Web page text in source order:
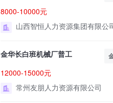
8000-10000元
山西智恒人力资源集团有限公
金华长白班机械厂普工
12000-15000元
常州友朋人力资源有限公司